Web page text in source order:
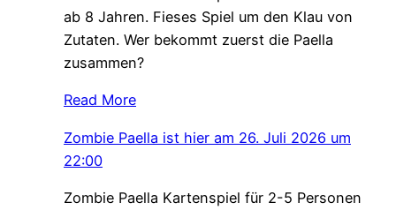
ab 8 Jahren. Fieses Spiel um den Klau von
Zutaten. Wer bekommt zuerst die Paella
zusammen?
Read More
Zombie Paella ist hier am 26. Juli 2026 um
22:00
Zombie Paella Kartenspiel für 2-5 Personen